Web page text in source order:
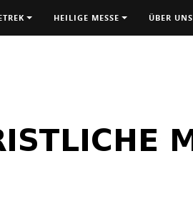
HEILIGE MESSE ÜBER UNS